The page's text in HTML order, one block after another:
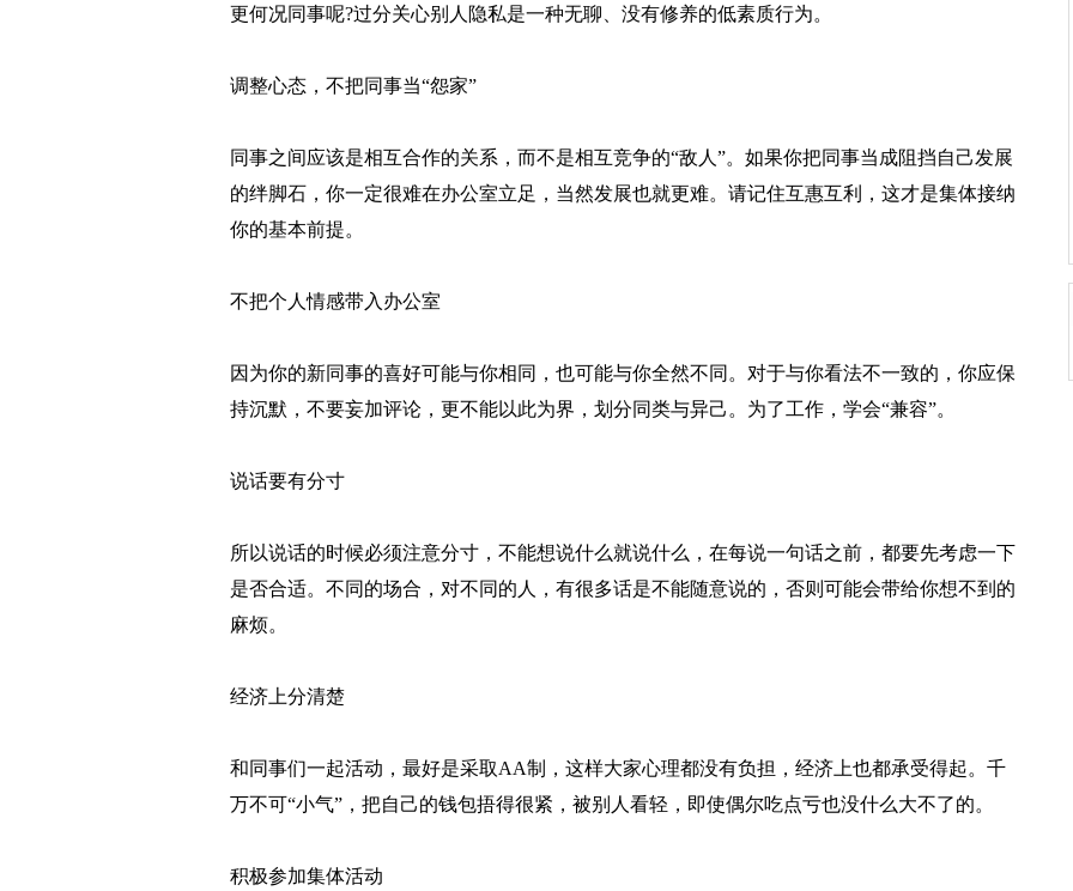
更何况同事呢?过分关心别人隐私是一种无聊、没有修养的低素质行为。
调整心态，不把同事当“怨家”
同事之间应该是相互合作的关系，而不是相互竞争的“敌人”。如果你把同事当成阻挡自己发展
的绊脚石，你一定很难在办公室立足，当然发展也就更难。请记住互惠互利，这才是集体接纳
你的基本前提。
不把个人情感带入办公室
因为你的新同事的喜好可能与你相同，也可能与你全然不同。对于与你看法不一致的，你应保
持沉默，不要妄加评论，更不能以此为界，划分同类与异己。为了工作，学会“兼容”。
说话要有分寸
所以说话的时候必须注意分寸，不能想说什么就说什么，在每说一句话之前，都要先考虑一下
是否合适。不同的场合，对不同的人，有很多话是不能随意说的，否则可能会带给你想不到的
麻烦。
经济上分清楚
和同事们一起活动，最好是采取AA制，这样大家心理都没有负担，经济上也都承受得起。千
万不可“小气”，把自己的钱包捂得很紧，被别人看轻，即使偶尔吃点亏也没什么大不了的。
积极参加集体活动